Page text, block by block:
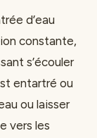
d’eau
constante,
s’écouler
entartré ou
ou laisser
vers les